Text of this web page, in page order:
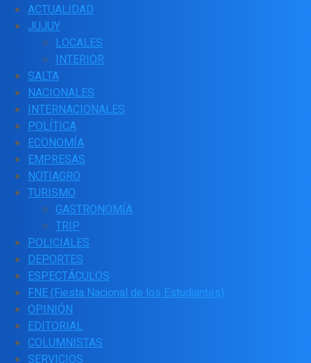
ACTUALIDAD
JUJUY
LOCALES
INTERIOR
SALTA
NACIONALES
INTERNACIONALES
POLÍTICA
ECONOMÍA
EMPRESAS
NOTIAGRO
TURISMO
GASTRONOMÍA
TRIP
POLICIALES
DEPORTES
ESPECTÁCULOS
FNE (Fiesta Nacional de los Estudiantes)
OPINIÓN
EDITORIAL
COLUMNISTAS
SERVICIOS